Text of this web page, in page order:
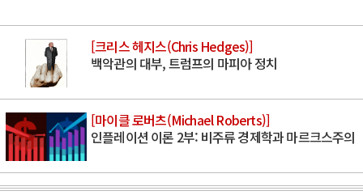
[크리스 헤지스(Chris Hedges)]
백악관의 대부, 트럼프의 마피아 정치
[마이클 로버츠(Michael Roberts)]
인플레이션 이론 2부: 비주류 경제학과 마르크스주의